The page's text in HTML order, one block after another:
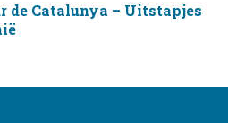
de Catalunya – Uitstapjes